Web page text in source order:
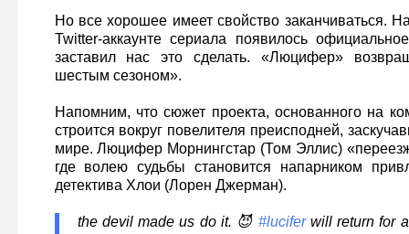
Но все хорошее имеет свойство заканчиваться.
Twitter-аккаунте сериала появилось
заставил нас это сделать. «Люцифер»
шестым сезоном».
Напомним, что сюжет проекта, основанного на
строится вокруг повелителя преисподней,
мире. Люцифер Морнингстар (Том Эллис)
где волею судьбы становится напарником
детектива Хлои (Лорен Джерман).
the devil made us do it. 😈 #luciferwill return for